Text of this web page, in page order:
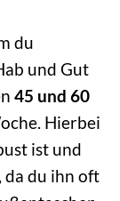
du
und Gut
45 und 60
Hierbei
ist und
da du ihn oft